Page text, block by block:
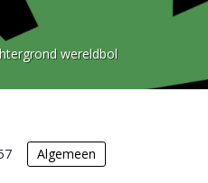
wereldbol
Algemeen